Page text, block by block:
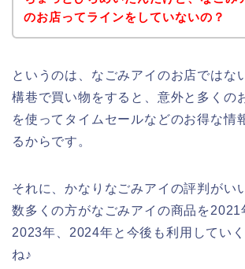
のお店ってラインをしていないの？
というのは、なごみアイのお店ではな
構巷で買い物をすると、意外と多くの
を使ってタイムセールなどのお得な情
るからです。
それに、かなりなごみアイの評判がい
数多くの方がなごみアイの商品を2021
2023年、2024年と今後も利用してい
ね♪